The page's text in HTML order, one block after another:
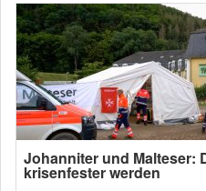
Johanniter und Malteser:
krisenfester werden